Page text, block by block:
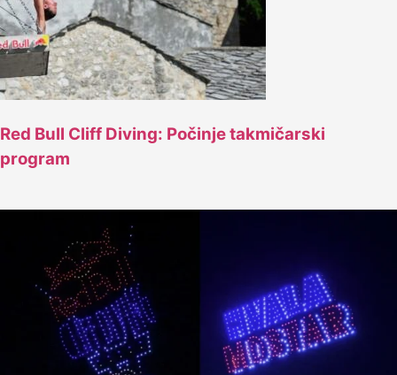
Red Bull Cliff Diving: Počinje takmičarski
program